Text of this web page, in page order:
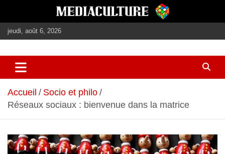
contenu
jeudi, août 6, 2026
mediaculture
Accueil
Socio et philo
Réseaux sociaux : bienvenue dans la matrice